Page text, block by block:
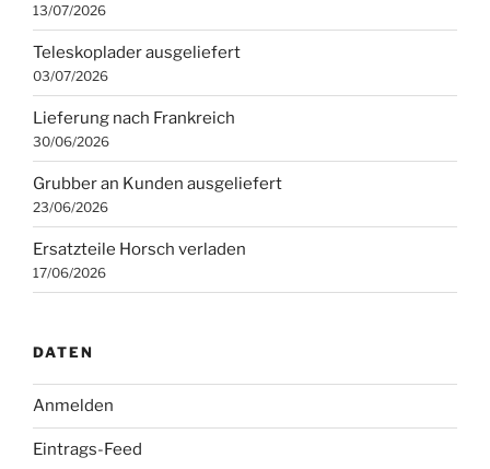
13/07/2026
Teleskoplader ausgeliefert
03/07/2026
Lieferung nach Frankreich
30/06/2026
Grubber an Kunden ausgeliefert
23/06/2026
Ersatzteile Horsch verladen
17/06/2026
DATEN
Anmelden
Eintrags-Feed